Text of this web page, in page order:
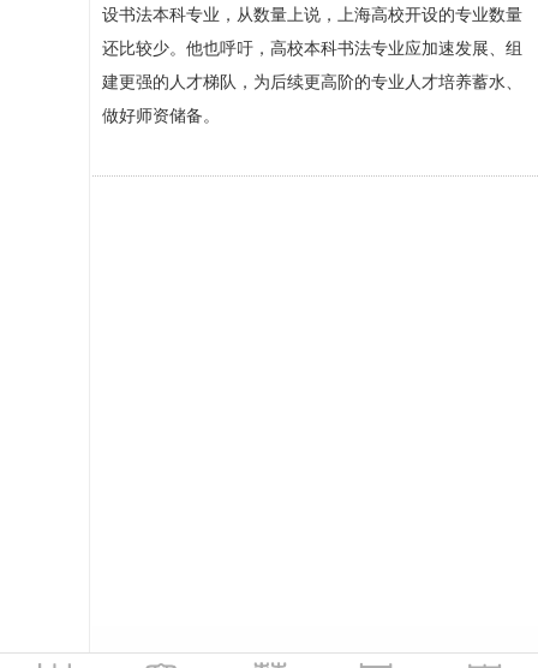
设书法本科专业，从数量上说，上海高校开设的专业数量
还比较少。他也呼吁，高校本科书法专业应加速发展、组
建更强的人才梯队，为后续更高阶的专业人才培养蓄水、
做好师资储备。